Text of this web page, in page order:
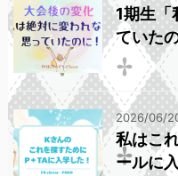
1期生「
ていた
2026/06/
私はこ
ールに